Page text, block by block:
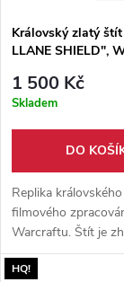
Královský zlatý štít
LLANE SHIELD",
1 500 Kč
Skladem
DO
Replika
filmového
Warcraftu. Štít je
pevné pryskyřice,
výstavu, ale i k
HQ!